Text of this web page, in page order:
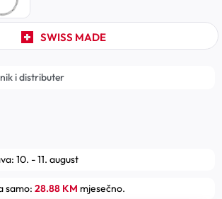
SWISS MADE
i distributer
10. - 11. august
samo: 28.88 KM mjesečno.